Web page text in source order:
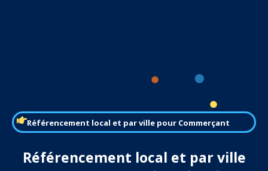
Référencement local et par ville pour Commerçant
Référencement local et par ville